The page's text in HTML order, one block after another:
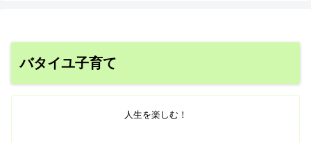
バタイユ子育て
人生を楽しむ！